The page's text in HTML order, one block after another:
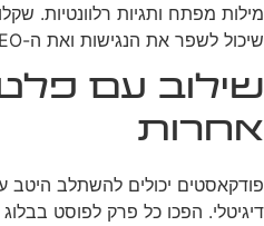
מילות מפתח ותגיות רלוונטיות.
שיכול לשפר את הנגישות ואת ה-SEO של התוכן שלכם.
שילוב עם
אחרות
פודקאסטים יכולים להשתלב היטב
דיגיטלי. הפכו כל פרק לפוסט